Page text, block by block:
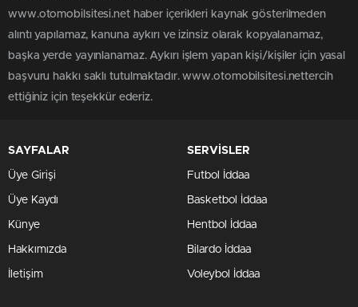
www.otomobilsitesi.net haber içerikleri kaynak gösterilmeden
alıntı yapılamaz, kanuna aykırı ve izinsiz olarak kopyalanamaz,
başka yerde yayınlanamaz. Aykırı işlem yapan kişi/kişiler için yasal
başvuru hakkı saklı tutulmaktadır. www.otomobilsitesi.nettercih
ettiğiniz için teşekkür ederiz.
SAYFALAR
Üye Girişi
Üye Kaydı
Künye
Hakkımızda
İletişim
SERVİSLER
Futbol İddaa
Basketbol İddaa
Hentbol İddaa
Bilardo İddaa
Voleybol İddaa